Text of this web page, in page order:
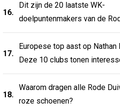
16.
Dit zijn de 20 laatste WK-
doelpuntenmakers van de
17.
Europese top aast op Nathan
Deze 10 clubs tonen
18.
Waarom dragen alle Rode
roze schoenen?